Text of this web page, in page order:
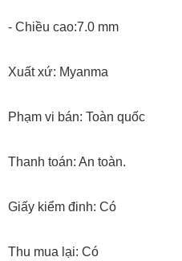
- Chiều cao:7.0 mm
Xuất xứ: Myanma
Phạm vi bán: Toàn quốc
Thanh toán: An toàn.
Giấy kiểm đinh: Có
Thu mua lại: Có